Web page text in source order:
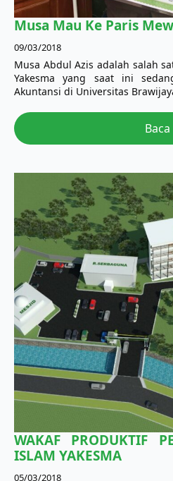
Musa Mau Ke Paris
09/03/2018
Musa Abdul Azis adalah salah
Yakesma yang saat ini
Akuntansi di Universitas
Baca
WAKAF PRODUKTIF
ISLAM YAKESMA
05/03/2018